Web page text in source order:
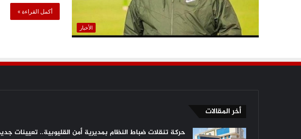
الأخبار
أكمل القراءة »
أخر المقالات
حركة تنقلات ضباط النظام بمديرية أمن القليوبية.. تعيينات